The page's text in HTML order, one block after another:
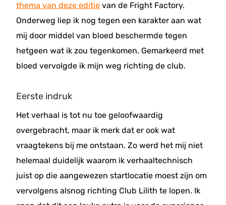
thema van deze editie van de Fright Factory.
Onderweg liep ik nog tegen een karakter aan wat
mij door middel van bloed beschermde tegen
hetgeen wat ik zou tegenkomen. Gemarkeerd met
bloed vervolgde ik mijn weg richting de club.
Eerste indruk
Het verhaal is tot nu toe geloofwaardig
overgebracht, maar ik merk dat er ook wat
vraagtekens bij me ontstaan. Zo werd het mij niet
helemaal duidelijk waarom ik verhaaltechnisch
juist op die aangewezen startlocatie moest zijn om
vervolgens alsnog richting Club Lilith te lopen. Ik